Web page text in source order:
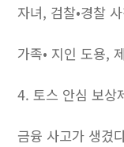
자녀, 검찰•경찰
가족• 지인 도용,
4. 토스 안심 보상
금융 사고가 생겼